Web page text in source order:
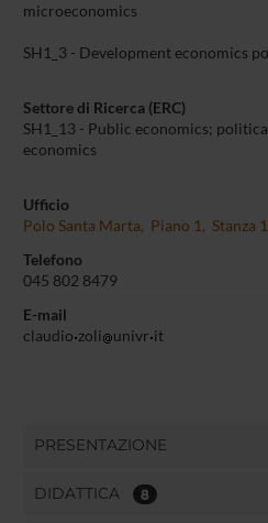
microeconomics
SH1_3 - Development economics
Settore di Ricerca (ERC)
SH1_13 - Public economics;
economics
Ufficio
Polo Santa Marta, Piano 1, Stanza
Telefono
045 802 8479
E-mail
claudio zoli univr it
PRESENTAZIONE
DIDATTICA 8